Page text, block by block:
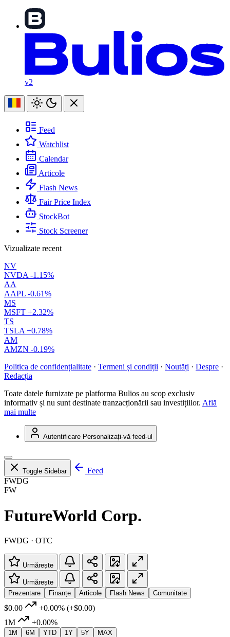
v2
Feed
Watchlist
Calendar
Articole
Flash News
Fair Price Index
StockBot
Stock Screener
Vizualizate recent
NV
NVDA -1.15%
AA
AAPL -0.61%
MS
MSFT +2.32%
TS
TSLA +0.78%
AM
AMZN -0.19%
Politica de confidențialitate · Termeni și condiții · Noutăți · Despre ·
Redacția
Toate datele furnizate pe platforma Bulios au scop exclusiv
informativ și nu sunt destinate tranzacționării sau investițiilor. Află
mai multe
Autentificare Personalizați-vă feed-ul
Toggle Sidebar
Feed
FWDG
FW
FutureWorld Corp.
FWDG · OTC
Urmărește
Urmărește
Prezentare
Finanțe Articole Flash News Comunitate
$0.00 +0.00% (+$0.00)
1M
+0.00%
1M 6M YTD 1Y 5Y MAX